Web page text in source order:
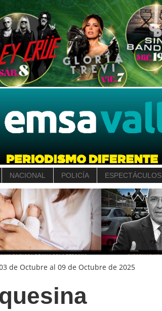
NACIONAL POLICÍA ESPECTÁCULOS
de Octubre al 09 de Octubre de 2025